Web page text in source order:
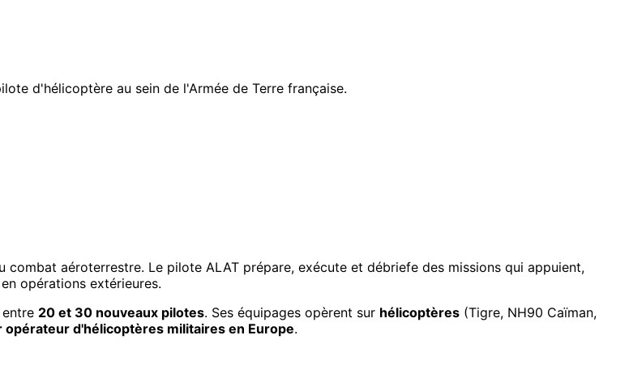
d'hélicoptère au sein de l'Armée de Terre française.
combat aéroterrestre. Le pilote ALAT prépare, exécute et débriefe des missions qui appuient,
opérations extérieures.
20 et 30 nouveaux pilotes. Ses équipages opèrent sur hélicoptères (Tigre, NH90 Caïman,
opérateur d'hélicoptères militaires en Europe.